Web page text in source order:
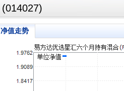
(014027)
净值走势